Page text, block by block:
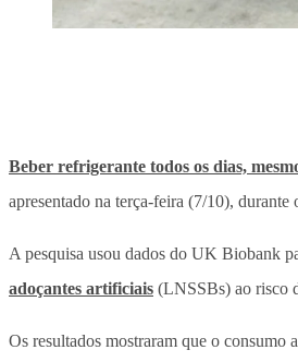
Beber refrigerante todos os dias,
apresentado na terça-feira (7/10),
A pesquisa usou dados do UK Biobank
adoçantes artificiais (LNSSBs) ao risco
Os resultados mostraram que o